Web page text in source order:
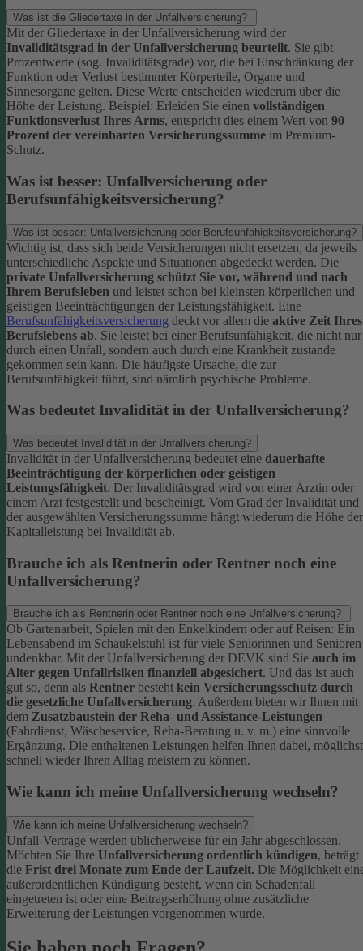
Was ist die Gliedertaxe in der Unfallversicherung?
Mit der Gliedertaxe in der Unfallversicherung wird der
Invaliditätsgrad in der Unfallversicherung beurteilt. Sie gibt
Prozentwerte (sog. Invaliditätsgrade) vor, die bei Einschränkung der
Funktion oder Verlust bestimmter Körperteile, Organe und
Sinnesorgane gelten. Diese Werte entscheiden wiederum über die
Höhe der Leistung. Beispiel: Erleiden Sie einen vollständigen
Funktionsverlust Ihres Arms, entspricht dies einem Wert von 90
Prozent der vereinbarten Versicherungssumme im Premium-
Schutz.
Was ist besser: Unfallversicherung oder
Berufsunfähigkeitsversicherung?
Was ist besser: Unfallversicherung oder Berufsunfähigkeitsversicherung?
Wichtig ist, dass sich beide Versicherungen nicht ersetzen, da jeweils
unterschiedliche Aspekte und Situationen abgedeckt werden. Die
private Unfallversicherung schützt Sie vor, während und nach
Ihrem Berufsleben und leistet schon bei kleinsten körperlichen und
geistigen Beeinträchtigungen der Leistungsfähigkeit. Eine
Berufsunfähigkeitsversicherung deckt vor allem die aktive Zeit Ihres
Berufslebens ab. Sie leistet bei einer Berufsunfähigkeit, die nicht nur
durch einen Unfall, sondern auch durch eine Krankheit zustande
gekommen sein kann. Die häufigste Ursache, die zur
Berufsunfähigkeit führt, sind nämlich psychische Probleme.
Was bedeutet Invalidität in der Unfallversicherung?
Was bedeutet Invalidität in der Unfallversicherung?
Invalidität in der Unfallversicherung bedeutet eine dauerhafte
Beeinträchtigung der körperlichen oder geistigen
Leistungsfähigkeit. Der Invaliditätsgrad wird von einer Ärztin oder
einem Arzt festgestellt und bescheinigt. Vom Grad der Invalidität und
der ausgewählten Versicherungssumme hängt wiederum die Höhe der
Kapitalleistung bei Invalidität ab.
Brauche ich als Rentnerin oder Rentner noch eine
Unfallversicherung?
Brauche ich als Rentnerin oder Rentner noch eine Unfallversicherung?
Ob Gartenarbeit, Spielen mit den Enkelkindern oder auf Reisen: Ein
Lebensabend im Schaukelstuhl ist für viele Seniorinnen und Senioren
undenkbar. Mit der Unfallversicherung der DEVK sind Sie auch im
Alter gegen Unfallrisiken finanziell abgesichert. Und das ist auch
gut so, denn als Rentner besteht kein Versicherungsschutz durch
die gesetzliche Unfallversicherung. Außerdem bieten wir Ihnen mit
dem Zusatzbaustein der Reha- und Assistance-Leistungen
(Fahrdienst, Wäscheservice, Reha-Beratung u. v. m.) eine sinnvolle
Ergänzung. Die enthaltenen Leistungen helfen Ihnen dabei, möglichst
schnell wieder Ihren Alltag meistern zu können.
Wie kann ich meine Unfallversicherung wechseln?
Wie kann ich meine Unfallversicherung wechseln?
Unfall-Verträge werden üblicherweise für ein Jahr abgeschlossen.
Möchten Sie Ihre Unfallversicherung ordentlich kündigen, beträgt
die Frist drei Monate zum Ende der Laufzeit. Die Möglichkeit
außerordentlichen Kündigung besteht, wenn ein Schadenfall
eingetreten ist oder eine Beitragserhöhung ohne zusätzliche
Erweiterung der Leistungen vorgenommen wurde.